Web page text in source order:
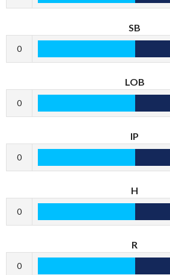
SB
0
LOB
0
IP
0
H
0
R
0